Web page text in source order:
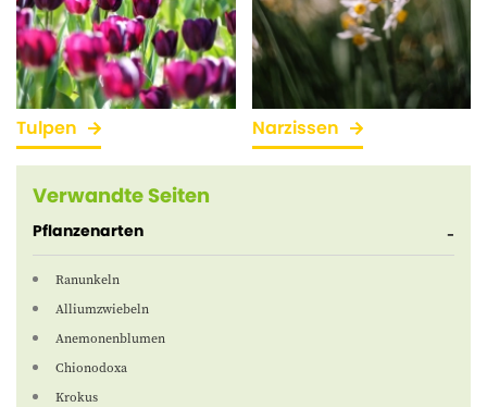
Tulpen Narzissen
Verwandte Seiten
Pflanzenarten
Ranunkeln
Alliumzwiebeln
Anemonenblumen
Chionodoxa
Krokus